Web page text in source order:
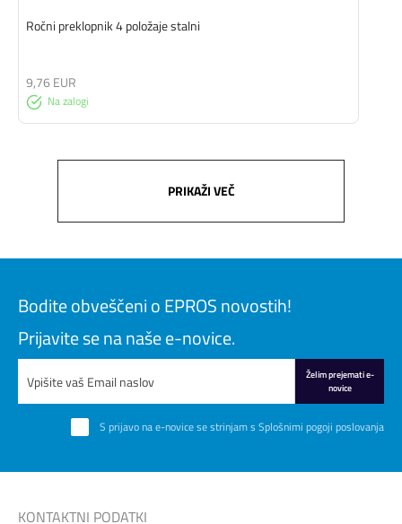
Ročni preklopnik 4 položaje stalni
Na zalogi
9,76 EUR
PRIKAŽI VEČ
Bodite obveščeni o EPROS novostih!
Prijavite se na naše e-novice.
Želim prejemati e-
novice
S prijavo na e-novice se strinjam s Splošnimi pogoji poslovanja
KONTAKTNI PODATKI